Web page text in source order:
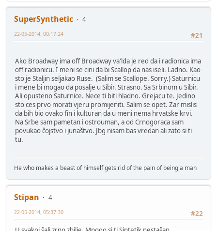
SuperSynthetic
4
#21
22-05-2014, 00:17:24
Ako Broadway ima off Broadway va'lda je red da i radionica ima
off radionicu. I meni se cini da bi Scallop da nas iseli. Ladno. Kao
sto je Staljin seljakao Ruse. (Salim se Scallope. Sorry.) Saturnicu
i mene bi mogao da posalje u Sibir. Strasno. Sa Srbinom u Sibir.
Ali opusteno Saturnice. Nece ti biti hladno. Grejacu te. Jedino
sto ces prvo morati vjeru promijeniti. Salim se opet. Zar mislis
da bih bio ovako fin i kulturan da u meni nema hrvatske krvi.
Na Srbe sam pametan i ostrouman, a od Crnogoraca sam
povukao čojstvo i junaštvo. Jbg nisam bas vredan ali zato si ti
tu.
He who makes a beast of himself gets rid of the pain of being a man
Stipan
4
#22
22-05-2014, 05:37:30